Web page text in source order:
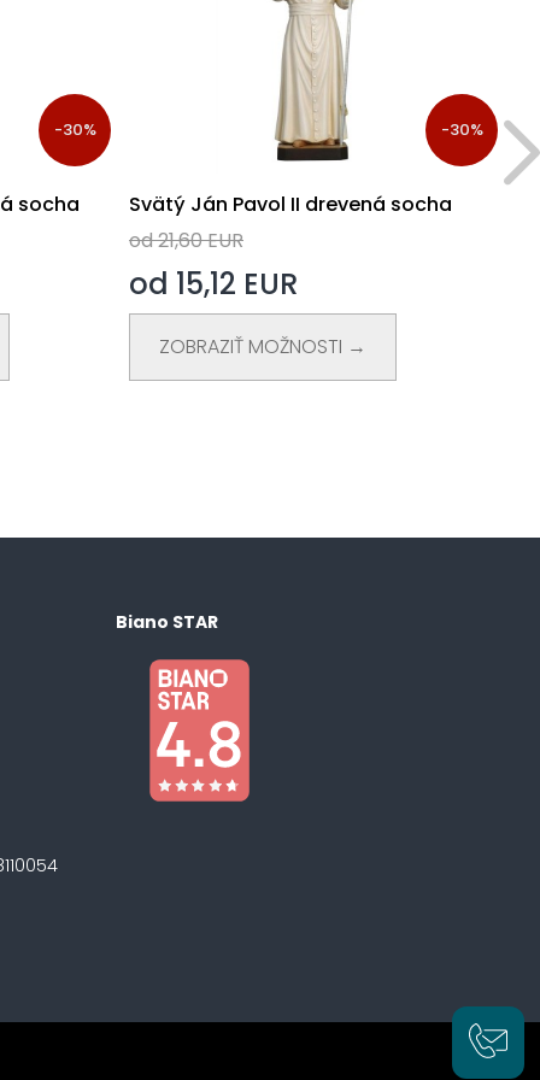
-30%
socha
-30%
Svätý Ján Pavol II drevená socha
od 21,60 EUR
od 15,12 EUR
ZOBRAZIŤ MOŽNOSTI →
Biano STAR